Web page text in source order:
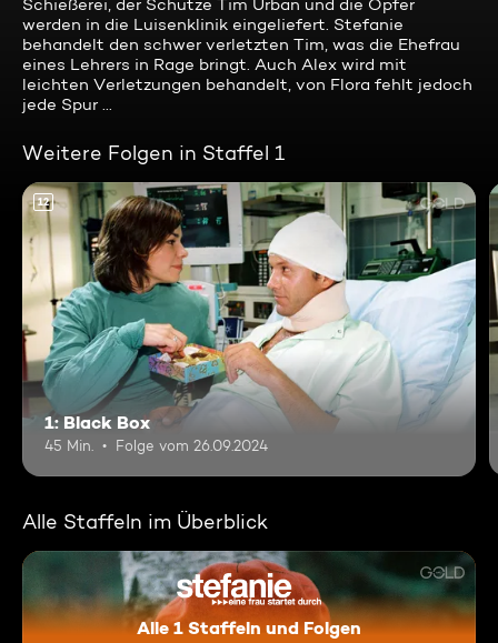
Schießerei, der Schütze Tim Urban und die Opfer
werden in die Luisenklinik eingeliefert. Stefanie
behandelt den schwer verletzten Tim, was die Ehefrau
eines Lehrers in Rage bringt. Auch Alex wird mit
leichten Verletzungen behandelt, von Flora fehlt jedoch
jede Spur ...
Weitere Folgen in Staffel 1
12
1: Black Box
45 Min. Folge vom 26.09.2024
Alle Staffeln im Überblick
Alle 1 Staffeln und Folgen